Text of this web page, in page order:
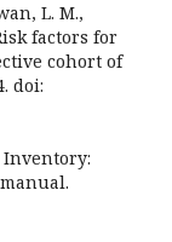
L. M.,
factors for
cohort of
doi:
Inventory: